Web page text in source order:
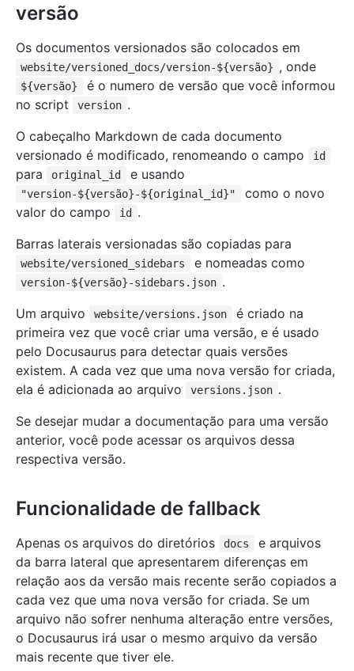
versão
Os documentos versionados são colocados em
website/versioned_docs/version-${versão} , onde
${versão}
é o numero de versão que você informou
no script
version .
O cabeçalho Markdown de cada documento
versionado é modificado, renomeando o campo
id
para original_id e usando
"version-${versão}-${original_id}"
como o novo
valor do campo
id
.
Barras laterais versionadas são copiadas para
website/versioned_sidebars e nomeadas como
version-${versão}-sidebars.json .
Um arquivo
website/versions.json
é criado na
primeira vez que você criar uma versão, e é usado
pelo Docusaurus para detectar quais versões
existem. A cada vez que uma nova versão for criada,
ela é adicionada ao arquivo
versions.json .
Se desejar mudar a documentação para uma versão
anterior, você pode acessar os arquivos dessa
respectiva versão.
Funcionalidade de fallback
Apenas os arquivos do diretórios docs
e arquivos
da barra lateral que apresentarem diferenças em
relação aos da versão mais recente serão copiados a
cada vez que uma nova versão for criada. Se um
arquivo não sofrer nenhuma alteração entre versões,
o Docusaurus irá usar o mesmo arquivo da versão
mais recente que tiver ele.